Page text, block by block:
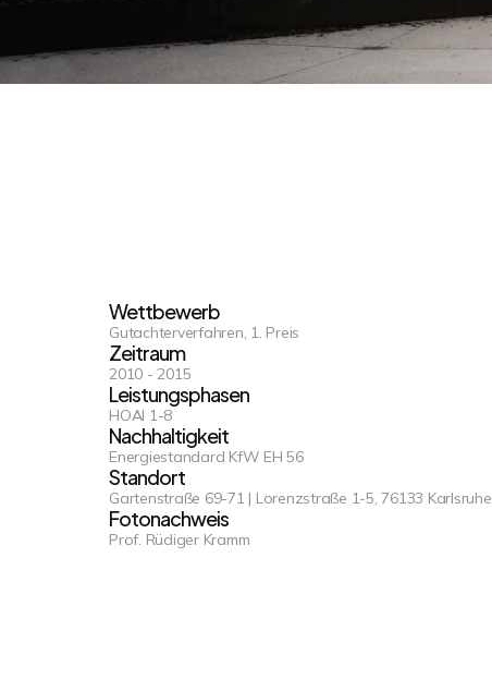
Wettbewerb
Gutachterverfahren, 1. Preis
Zeitraum
2010 - 2015
Leistungsphasen
HOAI 1-8
Nachhaltigkeit
Energiestandard KfW EH 56
Standort
Gartenstraße 69-71 | Lorenzstraße 1-5, 76133 Karlsruhe
Fotonachweis
Prof. Rüdiger Kramm